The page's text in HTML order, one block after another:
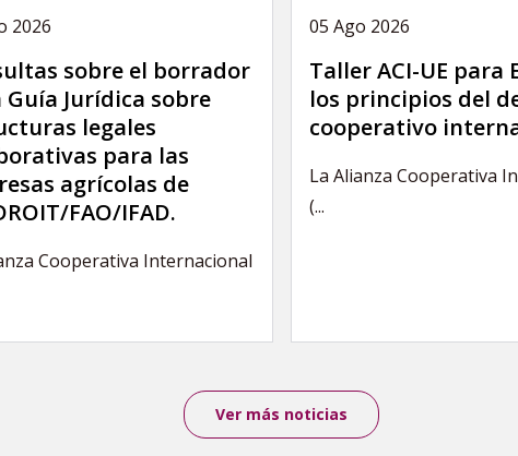
2026
sobre el borrador
Guía Jurídica sobre
legales
para las
agrícolas de
FAO/IFAD.
Cooperativa Internacional
05 Ago 2026
Taller ACI-UE para
los principios del
cooperativo
La Alianza Cooperativa
(...
Ver más noticias